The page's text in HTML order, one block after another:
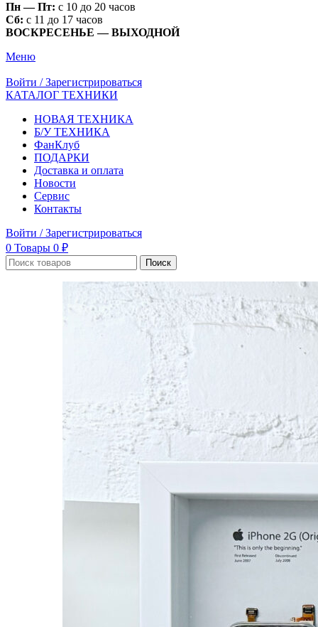
Пн — Пт: с 10 до 20 часов
Сб: с 11 до 17 часов
ВОСКРЕСЕНЬЕ — ВЫХОДНОЙ
Меню
Войти / Зарегистрироваться
КАТАЛОГ ТЕХНИКИ
НОВАЯ ТЕХНИКА
Б/У ТЕХНИКА
ФанКлуб
ПОДАРКИ
Доставка и оплата
Новости
Сервис
Контакты
Войти / Зарегистрироваться
0 Товары 0 ₽
Поиск